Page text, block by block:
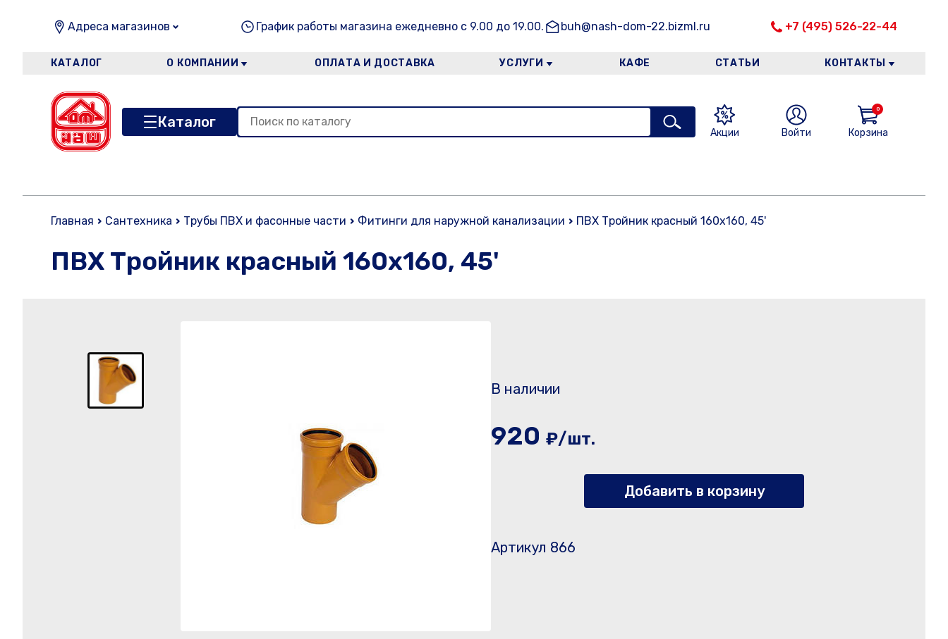
Адреса магазинов График работы магазина ежедневно с 9.00 до 19.00. buh@nash-dom-22.bizml.ru +7 (495) 526-22-44
КАТАЛОГ О КОМПАНИИ ОПЛАТА И ДОСТАВКА УСЛУГИ КАФЕ СТАТЬИ КОНТАКТЫ
Каталог
Акции Войти Корзина
0
Главная Сантехника Трубы ПВХ и фасонные части Фитинги для наружной канализации ПВХ Тройник красный 160х160, 45'
ПВХ Тройник красный 160х160, 45'
В наличии
920 ₽/шт.
Добавить в корзину
Артикул 866